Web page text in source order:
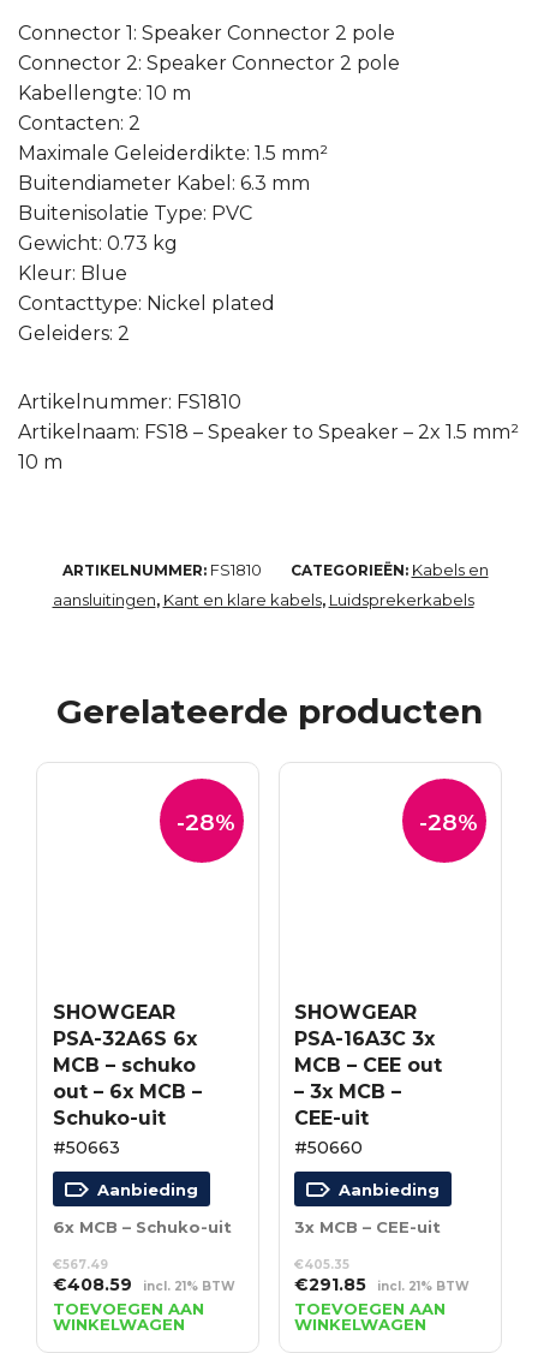
Connector 1: Speaker Connector 2 pole
Connector 2: Speaker Connector 2 pole
Kabellengte: 10 m
Contacten: 2
Maximale Geleiderdikte: 1.5 mm²
Buitendiameter Kabel: 6.3 mm
Buitenisolatie Type: PVC
Gewicht: 0.73 kg
Kleur: Blue
Contacttype: Nickel plated
Geleiders: 2
Artikelnummer: FS1810
Artikelnaam: FS18 – Speaker to Speaker – 2x 1.5 mm²
10 m
ARTIKELNUMMER: FS1810 CATEGORIEËN: Kabels en
aansluitingen, Kant en klare kabels, Luidsprekerkabels
Gerelateerde producten
-28%
SHOWGEAR
PSA-32A6S 6x
MCB – schuko
out – 6x MCB –
Schuko-uit
#50663
Aanbieding
6x MCB – Schuko-uit
€567.49
Oorspronkelijke
prijs
was:
€408.59Huidige
prijs
is:
incl. 21% BTW
TOEVOEGEN AAN
WINKELWAGEN
-28%
SHOWGEAR
PSA-16A3C 3x
MCB – CEE out
– 3x MCB –
CEE-uit
#50660
Aanbieding
3x MCB – CEE-uit
€405.35
Oorspronkelijke
prijs
was:
€291.85Huidige
prijs
is:
incl. 21% BTW
TOEVOEGEN AAN
WINKELWAGEN